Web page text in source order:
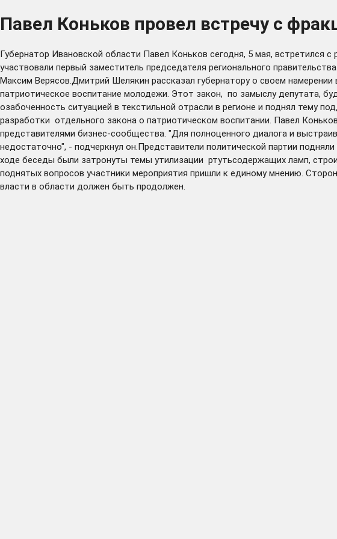
Павел Коньков провел встречу с
Губернатор Ивановской области Павел Коньков сегодня, 5 мая,
участвовали первый заместитель председателя регионального
Максим Верясов.Дмитрий Шелякин рассказал губернатору о своем
патриотическое воспитание молодежи. Этот закон, по замыслу депутата,
озабоченность ситуацией в текстильной отрасли в регионе и поднял тему
разработки отдельного закона о патриотическом воспитании. Павел
представителями бизнес-сообщества. "Для полноценного диалога и
недостаточно", - подчеркнул он.Представители политической партии
ходе беседы были затронуты темы утилизации ртутьсодержащих ламп,
поднятых вопросов участники мероприятия пришли к единому мнению.
власти в области должен быть продолжен.